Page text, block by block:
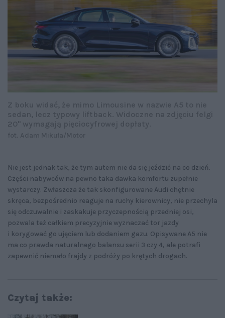
Nie jest jednak tak, że tym autem nie da się jeździć na co dzień.
Części nabywców na pewno taka dawka komfortu zupełnie
wystarczy. Zwłaszcza że tak skonfigurowane Audi chętnie
skręca, bezpośrednio reaguje na ruchy kierownicy, nie przechyla
się odczuwalnie i zaskakuje przyczepnością przedniej osi,
pozwala też całkiem precyzyjnie wyznaczać tor jazdy
i korygować go ujęciem lub dodaniem gazu. Opisywane A5 nie
ma co prawda naturalnego balansu serii 3 czy 4, ale potrafi
zapewnić niemało frajdy z podróży po krętych drogach.
Czytaj także: